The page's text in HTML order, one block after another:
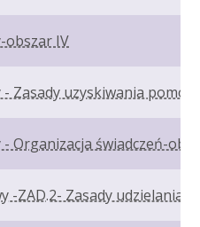
obszar IV
- Zasady uzyskiwania
- Organizacja świadczeń-
-ZAD.2- Zasady udzielania